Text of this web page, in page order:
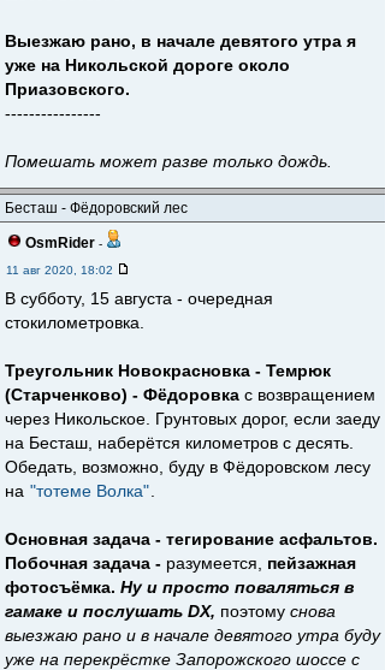
Выезжаю рано, в начале девятого утра я
уже на Никольской дороге около
Приазовского.
----------------
Помешать может разве только дождь.
Бесташ - Фёдоровский лес
OsmRider -
11 авг 2020, 18:02
В субботу, 15 августа - очередная
стокилометровка.
Треугольник Новокрасновка - Темрюк
(Старченково) - Фёдоровка с возвращением
через Никольское. Грунтовых дорог, если заеду
на Бесташ, наберётся километров с десять.
Обедать, возможно, буду в Фёдоровском лесу
на "тотеме Волка"
Основная задача - тегирование асфальтов.
Побочная задача - разумеется, пейзажная
фотосъёмка. Ну и просто поваляться в
гамаке и послушать DX, поэтому снова
выезжаю рано и в начале девятого утра буду
уже на перекрёстке Запорожского шоссе с